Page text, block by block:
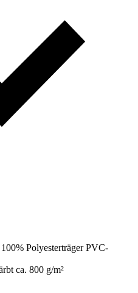
100% Polyesterträger PVC-
ca. 800 g/m²